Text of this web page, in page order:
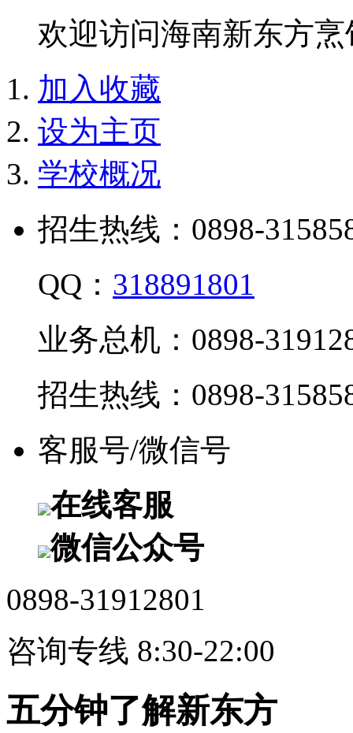
欢迎访问海南新东方
加入收藏
设为主页
学校概况
招生热线：0898-
QQ： 318891801
业务总机：0898-
招生热线：0898-
客服号/微信号
在线客服
微信公众号
0898-31912801
咨询专线 8:30-22:00
五分钟了解新东方